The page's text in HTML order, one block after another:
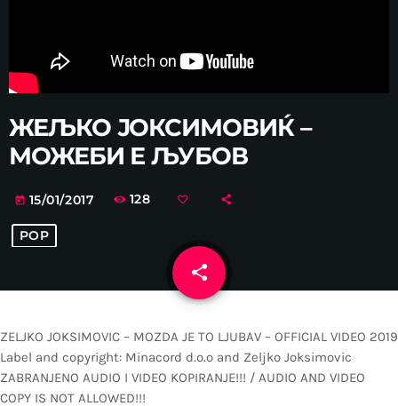
ЖЕЉКО ЈОКСИМОВИЌ –
МОЖЕБИ Е ЉУБОВ
today 15/01/2017 128
POP
share
email
ZELJKO JOKSIMOVIC – MOZDA JE TO LJUBAV – OFFICIAL VIDEO 2019
Label and copyright: Minacord d.o.o and Zeljko Joksimovic
ZABRANJENO AUDIO I VIDEO KOPIRANJE!!! / AUDIO AND VIDEO
COPY IS NOT ALLOWED!!!